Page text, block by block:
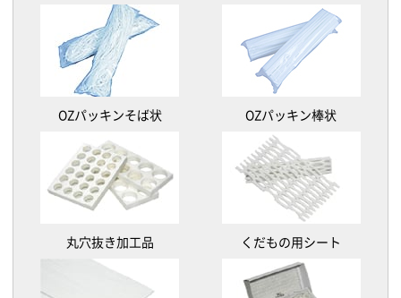
OZパッキンそば状 OZパッキン棒状
丸穴抜き加工品 くだもの用シート